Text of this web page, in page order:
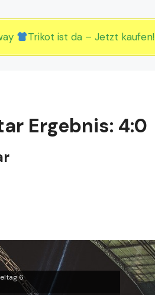
Trikot ist da – Jetzt kaufen!
Ergebnis: 4:0
6